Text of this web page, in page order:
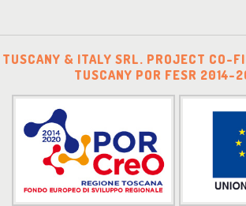
TUSCANY & ITALY SRL. PROJECT CO-
TUSCANY POR FESR 2014-